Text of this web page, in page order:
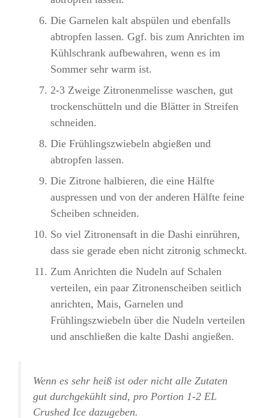
Die Garnelen kalt abspülen und ebenfalls
abtropfen lassen. Ggf. bis zum Anrichten im
Kühlschrank aufbewahren, wenn es im
Sommer sehr warm ist.
2-3 Zweige Zitronenmelisse waschen, gut
trockenschütteln und die Blätter in Streifen
schneiden.
Die Frühlingszwiebeln abgießen und
abtropfen lassen.
Die Zitrone halbieren, die eine Hälfte
auspressen und von der anderen Hälfte feine
Scheiben schneiden.
So viel Zitronensaft in die Dashi einrühren,
dass sie gerade eben nicht zitronig schmeckt.
Zum Anrichten die Nudeln auf Schalen
verteilen, ein paar Zitronenscheiben seitlich
anrichten, Mais, Garnelen und
Frühlingszwiebeln über die Nudeln verteilen
und anschließen die kalte Dashi angießen.
Wenn es sehr heiß ist oder nicht alle Zutaten
gut durchgekühlt sind, pro Portion 1-2 EL
Crushed Ice dazugeben.